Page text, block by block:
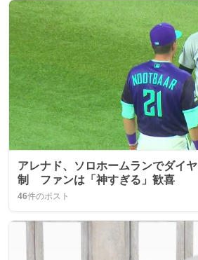
アレナド、ソロホームランでダイ
制 ファンは「神すぎる」歓喜
46件のポスト